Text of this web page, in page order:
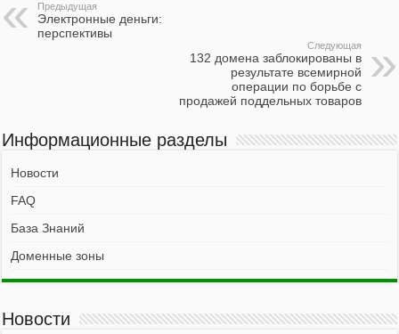
Предыдущая
Электронные деньги:
перспективы
Следующая
132 домена заблокированы в
результате всемирной
операции по борьбе с
продажей поддельных товаров
Информационные разделы
Новости
FAQ
База Знаний
Доменные зоны
Новости